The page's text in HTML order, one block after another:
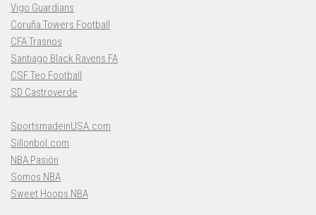
Vigo Guardians
Coruña Towers Football
CFA Trasnos
Santiago Black Ravens FA
CSF Teo Football
SD Castroverde
SportsmadeinUSA.com
Sillonbol.com
NBA Pasión
Somos NBA
Sweet Hoops NBA